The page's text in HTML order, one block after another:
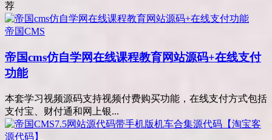
荐
帝国CMS
帝国cms仿自学网在线课程教育网站源码+在线支付
功能
本套学习视频源码支持视频付费购买功能，在线支付方式包括
支付宝、财付通和网上银...